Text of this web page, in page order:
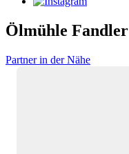
Ölmühle Fandler
Partner in der Nähe